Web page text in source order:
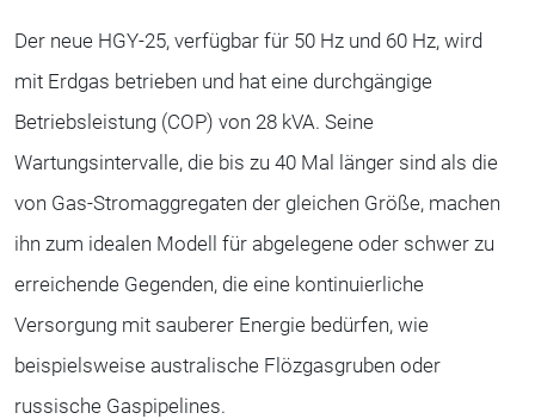
Der neue HGY-25, verfügbar für 50 Hz und 60 Hz, wird
mit Erdgas betrieben und hat eine durchgängige
Betriebsleistung (COP) von 28 kVA. Seine
Wartungsintervalle, die bis zu 40 Mal länger sind als die
von Gas-Stromaggregaten der gleichen Größe, machen
ihn zum idealen Modell für abgelegene oder schwer zu
erreichende Gegenden, die eine kontinuierliche
Versorgung mit sauberer Energie bedürfen, wie
beispielsweise australische Flözgasgruben oder
russische Gaspipelines.